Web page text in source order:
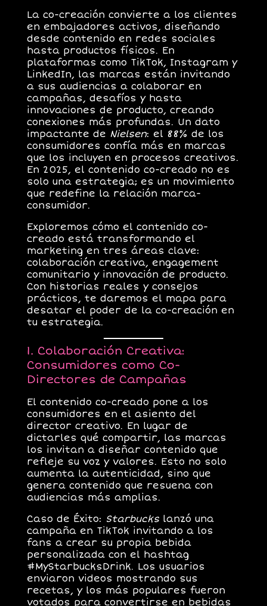
La co-creación convierte a los clientes
en embajadores activos, diseñando
desde contenido en redes sociales
hasta productos físicos. En
plataformas como TikTok, Instagram y
LinkedIn, las marcas están invitando
a sus audiencias a colaborar en
campañas, desafíos y hasta
innovaciones de producto, creando
conexiones más profundas. Un dato
impactante de Nielsen: el 88% de los
consumidores confía más en marcas
que los incluyen en procesos creativos.
En 2025, el contenido co-creado no es
solo una estrategia; es un movimiento
que redefine la relación marca-
consumidor.
Exploremos cómo el contenido co-
creado está transformando el
marketing en tres áreas clave:
colaboración creativa, engagement
comunitario y innovación de producto.
Con historias reales y consejos
prácticos, te daremos el mapa para
desatar el poder de la co-creación en
tu estrategia.
1. Colaboración Creativa:
Consumidores como Co-
Directores de Campañas
El contenido co-creado pone a los
consumidores en el asiento del
director creativo. En lugar de
dictarles qué compartir, las marcas
los invitan a diseñar contenido que
refleje su voz y valores. Esto no solo
aumenta la autenticidad, sino que
genera contenido que resuena con
audiencias más amplias.
Caso de Éxito: Starbuckslanzó una
campaña en TikTok invitando a los
fans a crear su propia bebida
personalizada con el hashtag
#MyStarbucksDrink. Los usuarios
enviaron videos mostrando sus
recetas, y los más populares fueron
votados para convertirse en bebidas